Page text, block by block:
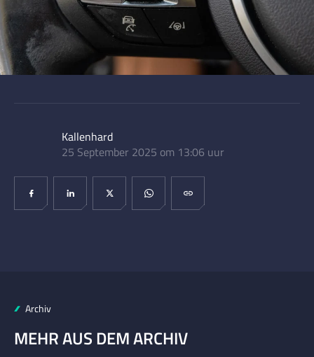
Kallenhard
25 September 2025 om 13:06 uur
Archiv
MEHR AUS DEM ARCHIV